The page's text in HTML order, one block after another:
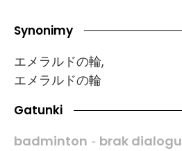
Synonimy
エメラルドの輪,
エメラルドの輪
Gatunki
badminton - brak dialogu